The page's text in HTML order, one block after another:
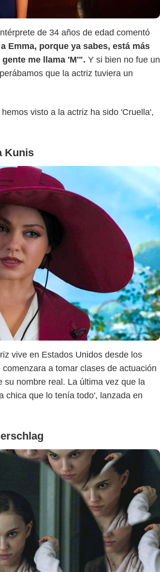
de 34 años de edad comentó
Emma, porque ya sabes, está más
me llama 'M'". Y si bien no fue un
que la actriz tuviera un
visto a la actriz ha sido 'Cruella',
Kunis
vive en Estados Unidos desde los
a tomar clases de actuación
nombre real. La última vez que la
chica que lo tenía todo', lanzada en
Pictures
Netflix